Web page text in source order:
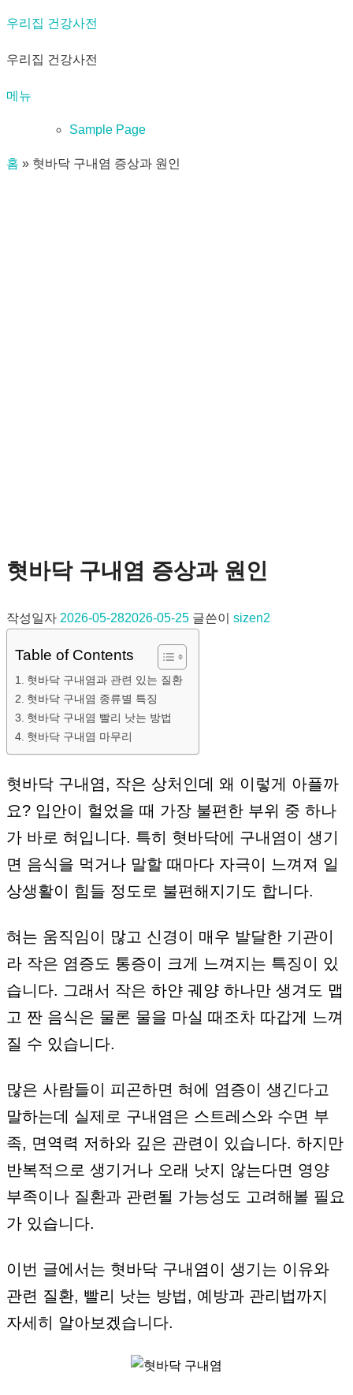
내
으
기
우리집 건강사전
우리집 건강사전
메뉴
Sample Page
홈 » 혓바닥 구내염 증상과 원인
혓바닥 구내염 증상과 원인
작성일자 2026-05-282026-05-25 글쓴이 sizen2
Table of Contents
혓바닥 구내염과 관련 있는 질환
혓바닥 구내염 종류별 특징
혓바닥 구내염 빨리 낫는 방법
혓바닥 구내염 마무리
혓바닥 구내염, 작은 상처인데 왜 이렇게 아플까
요? 입안이 헐었을 때 가장 불편한 부위 중 하나
가 바로 혀입니다. 특히 혓바닥에 구내염이 생기
면 음식을 먹거나 말할 때마다 자극이 느껴져 일
상생활이 힘들 정도로 불편해지기도 합니다.
혀는 움직임이 많고 신경이 매우 발달한 기관이
라 작은 염증도 통증이 크게 느껴지는 특징이 있
습니다. 그래서 작은 하얀 궤양 하나만 생겨도 맵
고 짠 음식은 물론 물을 마실 때조차 따갑게 느껴
질 수 있습니다.
많은 사람들이 피곤하면 혀에 염증이 생긴다고
말하는데 실제로 구내염은 스트레스와 수면 부
족, 면역력 저하와 깊은 관련이 있습니다. 하지만
반복적으로 생기거나 오래 낫지 않는다면 영양
부족이나 질환과 관련될 가능성도 고려해볼 필요
가 있습니다.
이번 글에서는 혓바닥 구내염이 생기는 이유와
관련 질환, 빨리 낫는 방법, 예방과 관리법까지
자세히 알아보겠습니다.